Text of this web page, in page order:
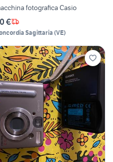
fotografica Casio
€
Sagittaria(VE)